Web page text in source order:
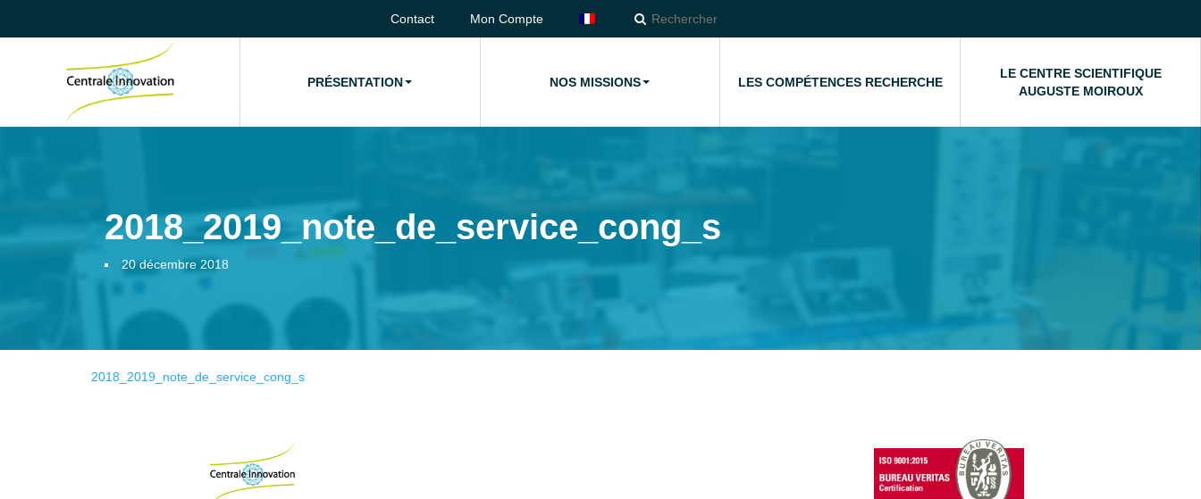
Contact Mon Compte
ACCUEIL PRÉSENTATION NOS MISSIONS LES COMPÉTENCES RECHERCHE
LE CENTRE SCIENTIFIQUE
AUGUSTE MOIROUX
2018_2019_note_de_service_cong_s
20 décembre 2018
2018_2019_note_de_service_cong_s